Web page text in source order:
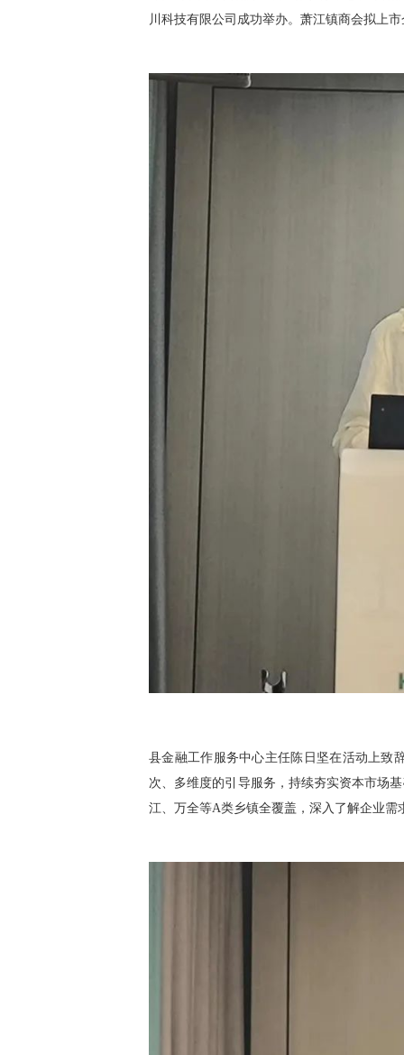
川科技有限公司成功举办。萧江镇商会拟上
县金融工作服务中心主任陈日坚在活动上致
次、多维度的引导服务，持续夯实资本市场
江、万全等A类乡镇全覆盖，深入了解企业